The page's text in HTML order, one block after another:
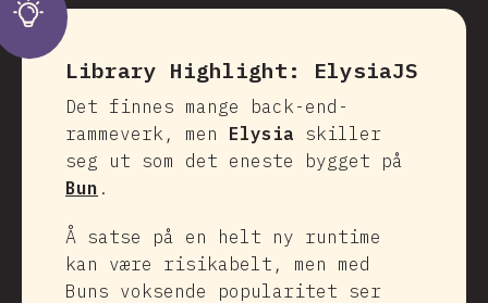
Library Highlight: ElysiaJS
Det finnes mange back-end-
rammeverk, men Elysia skiller
seg ut som det eneste bygget på
Bun .
Å satse på en helt ny runtime
kan være risikabelt, men med
Buns voksende popularitet ser